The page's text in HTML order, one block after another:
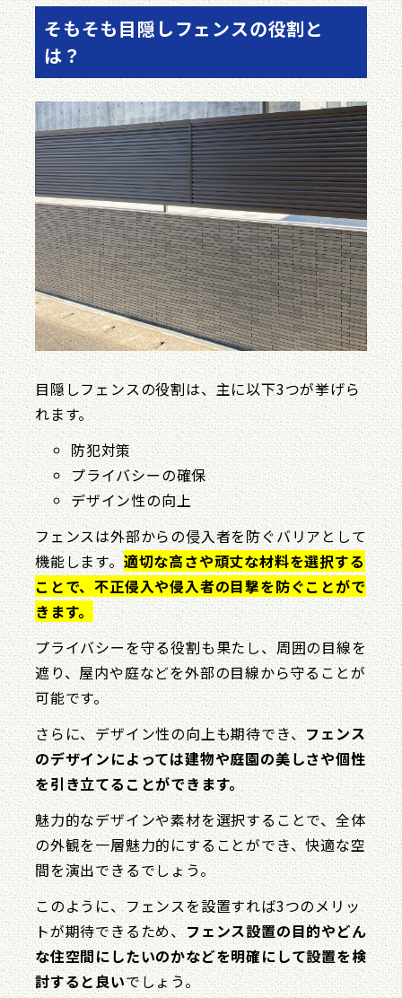
そもそも目隠しフェンスの役割と
は？
目隠しフェンスの役割は、主に以下3つが挙げら
れます。
防犯対策
プライバシーの確保
デザイン性の向上
フェンスは外部からの侵入者を防ぐバリアとして
機能します。適切な高さや頑丈な材料を選択する
ことで、不正侵入や侵入者の目撃を防ぐことがで
きます。
プライバシーを守る役割も果たし、周囲の目線を
遮り、屋内や庭などを外部の目線から守ることが
可能です。
さらに、デザイン性の向上も期待でき、フェンス
のデザインによっては建物や庭園の美しさや個性
を引き立てることができます。
魅力的なデザインや素材を選択することで、全体
の外観を一層魅力的にすることができ、快適な空
間を演出できるでしょう。
このように、フェンスを設置すれば3つのメリッ
トが期待できるため、フェンス設置の目的やどん
な住空間にしたいのかなどを明確にして設置を検
討すると良いでしょう。